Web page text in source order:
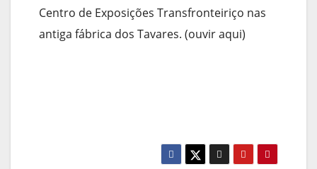
Centro de Exposições Transfronteiriço nas
antiga fábrica dos Tavares. (ouvir aqui)